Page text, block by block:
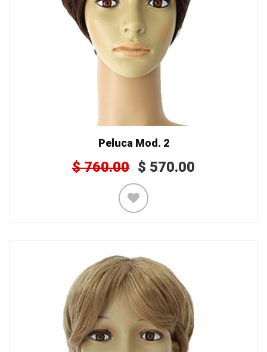
Peluca Mod. 2
$760.00 $ 570.00